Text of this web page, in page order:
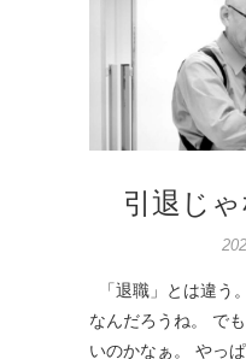
引退じ
「退職」とは違う
なんだろうね。 で
いのかなぁ。 やっ